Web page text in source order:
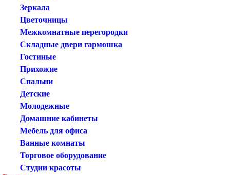
Зеркала
Цветочницы
Межкомнатные перегородки
Складные двери гармошка
Гостиные
Прихожие
Спальни
Детские
Молодежные
Домашние кабинеты
Мебель для офиса
Ванные комнаты
Торговое оборудование
Студии красоты